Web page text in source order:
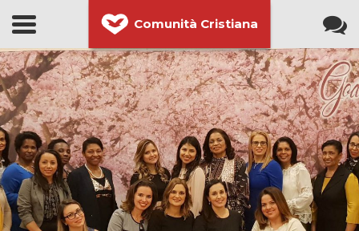
Comunità Cristiana